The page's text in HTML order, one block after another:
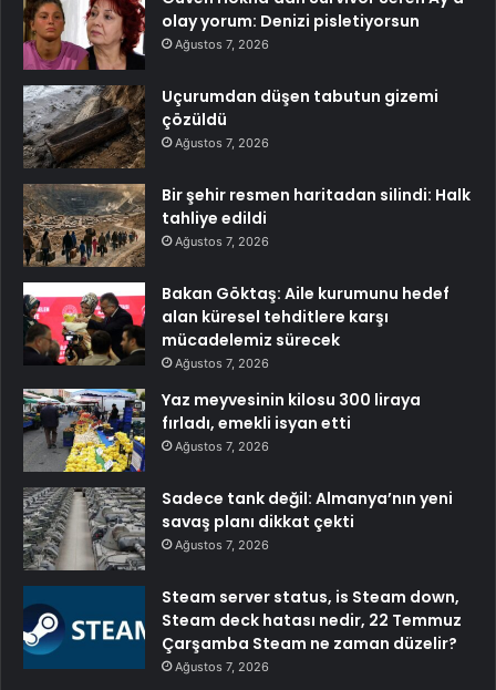
olay yorum: Denizi pisletiyorsun
Ağustos 7, 2026
Uçurumdan düşen tabutun gizemi
çözüldü
Ağustos 7, 2026
Bir şehir resmen haritadan silindi: Halk
tahliye edildi
Ağustos 7, 2026
Bakan Göktaş: Aile kurumunu hedef
alan küresel tehditlere karşı
mücadelemiz sürecek
Ağustos 7, 2026
Yaz meyvesinin kilosu 300 liraya
fırladı, emekli isyan etti
Ağustos 7, 2026
Sadece tank değil: Almanya’nın yeni
savaş planı dikkat çekti
Ağustos 7, 2026
Steam server status, is Steam down,
Steam deck hatası nedir, 22 Temmuz
Çarşamba Steam ne zaman düzelir?
Ağustos 7, 2026